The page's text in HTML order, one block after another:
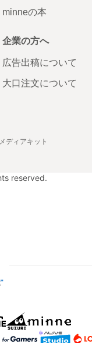
minneの本
企業の方へ
広告出稿について
大口注文について
メディアキット
reserved.